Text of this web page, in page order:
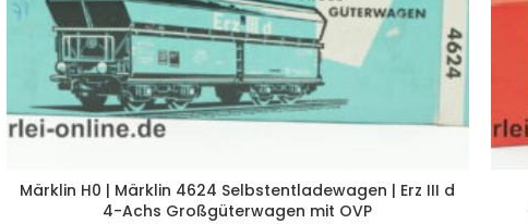
Märklin H0 | Märklin 4624 Selbstentladewagen | Erz III d
4-Achs Großgüterwagen mit OVP